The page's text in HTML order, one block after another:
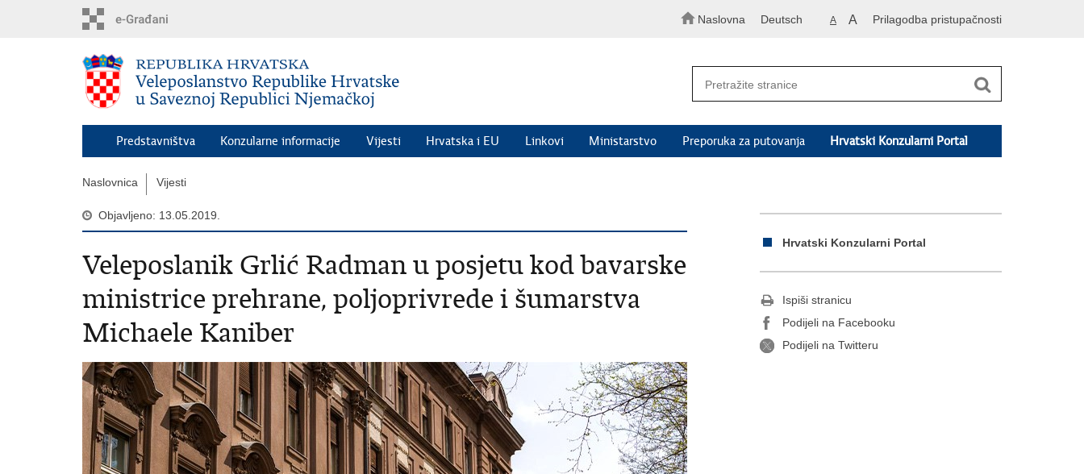
Naslovna Deutsch A A Prilagodba pristupačnosti
Predstavništva Konzularne informacije Vijesti Hrvatska i EU Linkovi Ministarstvo Preporuka za putovanja Hrvatski Konzularni Portal
Naslovnica Vijesti
Objavljeno: 13.05.2019.
Veleposlanik Grlić Radman u posjetu kod bavarske
ministrice prehrane, poljoprivrede i šumarstva
Michaele Kaniber
Hrvatski Konzularni Portal
Ispiši stranicu
Podijeli na Facebooku
Podijeli na Twitteru